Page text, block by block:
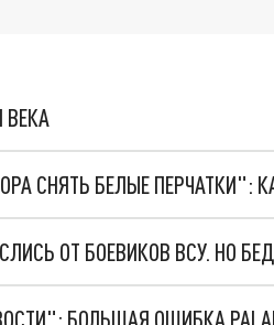
ВЕКА
СНЯТЬ БЕЛЫЕ ПЕРЧАТКИ":
ОТ БОЕВИКОВ ВСУ. НО